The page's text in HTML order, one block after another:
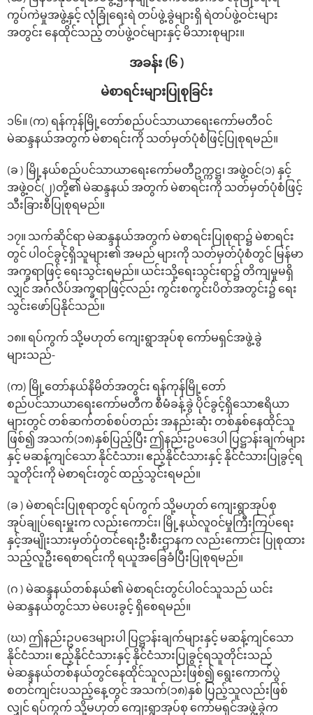
ကွပ်ကဲမှုအဖွဲ့နှင့် လုံခြုံရေးရဲ တပ်ဖွဲ့ခွဲများရှိ ရဲတပ်ဖွဲ့ဝင်းများ
အတွင်း နေထိုင်သည့် တပ်ဖွဲ့ဝင်များနှင့် မိသားစုများ။
အခန်း (၆ )
မဲစာရင်းများပြုစုခြင်း
၁၆။ (က) ရန်ကုန်မြို့တော်စည်ပင်သာယာရေးကော်မတီဝင်
မဲဆန္ဒနယ်အတွက် မဲစာရင်းကို သတ်မှတ်ပုံစံဖြင့်ပြုစုရမည်။
(ခ ) မြို့နယ်စည်ပင်သာယာရေးကော်မတီဥက္ကဋ္ဌ၊ အဖွဲ့ဝင်(၁) နှင့်
အဖွဲ့ဝင်(၂)တို့၏ မဲဆန္ဒနယ် အတွက် မဲစာရင်းကို သတ်မှတ်ပုံစံဖြင့်
သီးခြားစီပြုစုရမည်။
၁၇။ သက်ဆိုင်ရာ မဲဆန္ဒနယ်အတွက် မဲစာရင်းပြုစုရာ၌ မဲစာရင်း
တွင် ပါဝင်ခွင့်ရှိသူများ၏ အမည် များကို သတ်မှတ်ပုံစံတွင် မြန်မာ
အက္ခရာဖြင့် ‌ရေးသွင်းရမည်။ ယင်းသို့‌ရေးသွင်းရာ၌ တိကျမှုမရှိ
လျှင် အင်္ဂလိပ်အက္ခရာဖြင့်လည်း ကွင်းစကွင်းပိတ်အတွင်း၌ ‌ရေး
သွင်း‌ဖော်ပြနိုင်သည်။
၁၈။ ရပ်ကွက် သို့မဟုတ် ကျေးရွာအုပ်စု ကော်မရှင်အဖွဲ့ခွဲ
များသည်-
(က) မြို့တော်နယ်နိမိတ်အတွင်း ရန်ကုန်မြို့တော်
စည်ပင်သာယာရေးကော်မတီက စီမံခန့်ခွဲ ပိုင်ခွင့်ရှိသောဧရိယာ
များတွင် တစ်ဆက်တစ်စပ်တည်း အနည်းဆုံး တစ်နှစ်နေထိုင်သူ
ဖြစ်၍ အသက်(၁၈)နှစ်ပြည့်ပြီး ဤနည်းဥပဒေပါ ပြဋ္ဌာန်းချက်များ
နှင့် မဆန့်ကျင်သော နိုင်ငံသား၊ ဧည့်နိုင်ငံသားနှင့် နိုင်ငံသားပြုခွင့်ရ
သူတိုင်းကို မဲစာရင်းတွင် ထည့်သွင်းရမည်။
(ခ ) မဲစာရင်းပြုစုရာတွင် ရပ်ကွက် သို့မဟုတ် ကျေးရွာအုပ်စု
အုပ်ချုပ်ရေးမှူးက လည်းကောင်း၊ မြို့နယ်လူဝင်မှုကြီးကြပ်ရေး
နှင့်အမျိုးသားမှတ်ပုံတင်ရေးဦးစီးဌာနက လည်းကောင်း ပြုစုထား
သည့်လူဦးရေစာရင်းကို ရယူအခြေခံပြီးပြုစုရမည်။
(ဂ ) မဲဆန္ဒနယ်တစ်နယ်၏ မဲစာရင်းတွင်ပါဝင်သူသည် ယင်း
မဲဆန္ဒနယ်တွင်သာ မဲ‌ပေးခွင့် ရှိ‌စေရမည်။
(ဃ) ဤနည်းဥပဒေများပါ ပြဋ္ဌာန်းချက်များနှင့် မဆန့်ကျင်သော
နိုင်ငံသား၊ ဧည့်နိုင်ငံသားနှင့် နိုင်ငံသားပြုခွင့်ရသူတိုင်းသည်
မဲဆန္ဒနယ်တစ်နယ်တွင်နေထိုင်သူလည်းဖြစ်၍ ရွေးကောက်ပွဲ
စတင်ကျင်းပသည့်နေ့တွင် အသက်(၁၈)နှစ် ပြည့်သူလည်းဖြစ်
လျှင် ရပ်ကွက် သို့မဟုတ် ကျေးရွာအုပ်စု ကော်မရှင်အဖွဲ့ခွဲက